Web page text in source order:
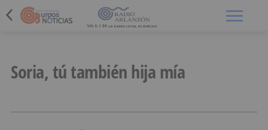
Soria, tú también hija mía